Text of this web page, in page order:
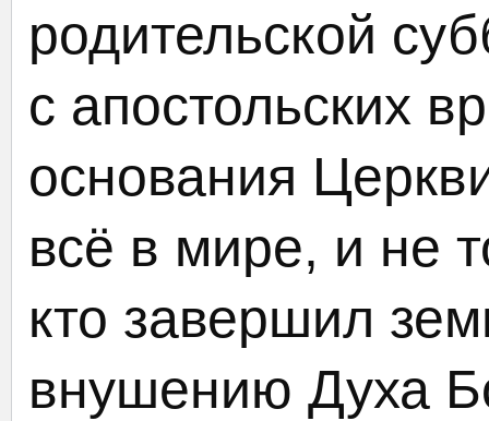
родительской
с апостольских
основания
всё в мире, и не
кто завершил
внушению Духа